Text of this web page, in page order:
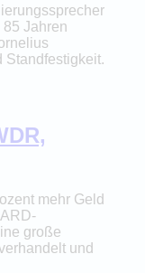
Jahren
Standfestigkeit.
mehr Geld
große
und